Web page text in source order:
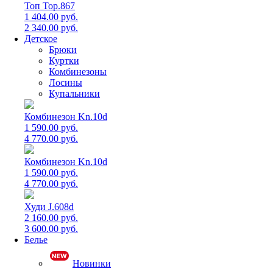
Топ Top.867
1 404.00 руб.
2 340.00 руб.
Детское
Брюки
Куртки
Комбинезоны
Лосины
Купальники
Комбинезон Kn.10d
1 590.00 руб.
4 770.00 руб.
Комбинезон Kn.10d
1 590.00 руб.
4 770.00 руб.
Худи J.608d
2 160.00 руб.
3 600.00 руб.
Белье
Новинки